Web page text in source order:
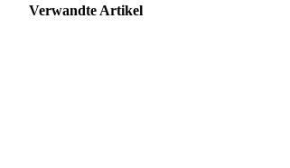
Verwandte Artikel